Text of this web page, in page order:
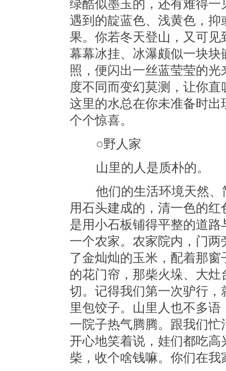
绿酷似墨玉的，还有难得
遇到的靛蓝色、浅黄色，
果。你若冬天登山，又可
幕幕冰挂、冰瀑颇似一块
照，便闪出一丝蓝莹莹的
度不同而变幻莫测，让你
这里的水总在你未准备时
个个惊喜。
○野人家
山里的人是质朴的。
他们的生活环境天然、
用石头建成的，清一色的
是用小石板铺得平整的道
一个农家。农家院内，门
了金灿灿的玉米，配着那
的花门帘，那柴火垛、大
切。记得我们第一次驴行
里包饺子。山里人也不多
一院子热气腾腾。跟我们
开心地笑着说，娃们都吃
柴，收个啥钱嘛。你们在